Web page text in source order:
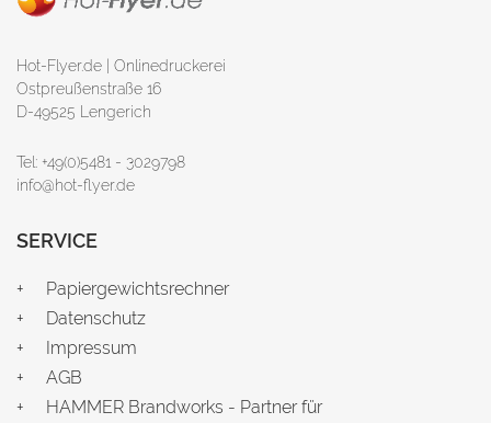
Hot-Flyer.de | Onlinedruckerei
Ostpreußenstraße 16
D-49525 Lengerich
Tel: +49(0)5481 - 3029798
info@hot-flyer.de
SERVICE
Papiergewichtsrechner
Datenschutz
Impressum
AGB
HAMMER Brandworks - Partner für